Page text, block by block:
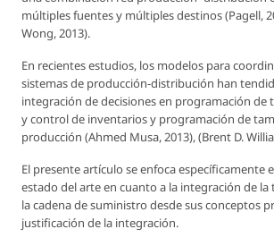
múltiples fuentes y múltiples destinos (Pagell,
Wong, 2013).
En recientes estudios, los modelos para
sistemas de producción-distribución han
integración de decisiones en programación de
y control de inventarios y programación de
producción (Ahmed Musa, 2013), (Brent D.
El presente artículo se enfoca específicamente
estado del arte en cuanto a la integración de la
la cadena de suministro desde sus conceptos
justificación de la integración.